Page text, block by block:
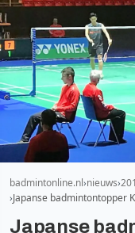
badmintonline.nl nieuws
Japanse badmintontopper
Japanse